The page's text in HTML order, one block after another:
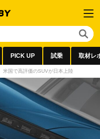
PICK UP 試乗 取材レ
国で高評価のSUVが日本上陸